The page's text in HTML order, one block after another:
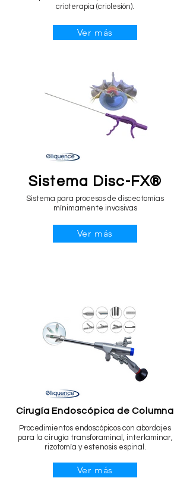
crioterapia (criolesión).
Ver más
Sistema para procesos de discectomías
mínimamente invasivas
Sistema Disc-FX®
Ver más
Cirugía Endoscópica de Columna
Procedimientos endoscópicos con abordajes
para la cirugía transforaminal, interlaminar,
rizotomía y estenosis espinal.
Ver más